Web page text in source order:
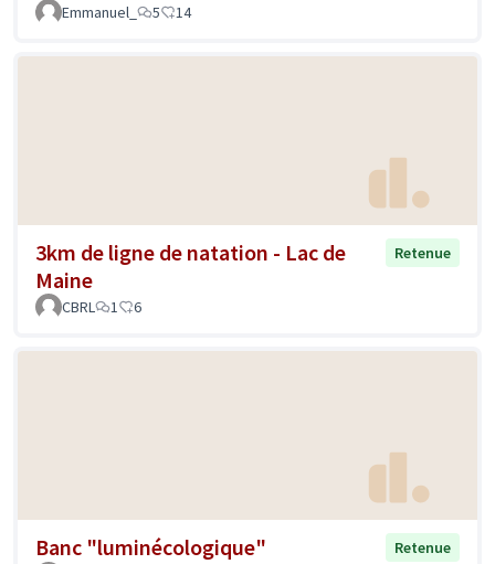
Emmanuel_ 5 14
3km de ligne de natation - Lac de
Maine
Retenue
CBRL 1 6
Banc "luminécologique"
Retenue